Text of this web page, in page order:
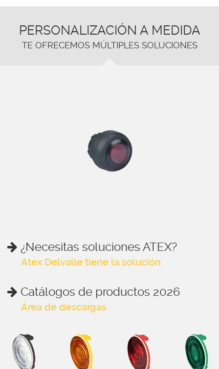
PERSONALIZACIÓN A MEDIDA
TE OFRECEMOS MÚLTIPLES SOLUCIONES
¿Necesitas soluciones ATEX?
Atex Delvalle tiene la solución
Catálogos de productos 2026
Área de descargas